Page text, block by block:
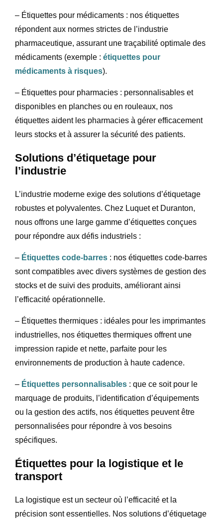
– Étiquettes pour médicaments : nos étiquettes
répondent aux normes strictes de l’industrie
pharmaceutique, assurant une traçabilité optimale des
médicaments (exemple : étiquettes pour
médicaments à risques).
– Étiquettes pour pharmacies : personnalisables et
disponibles en planches ou en rouleaux, nos
étiquettes aident les pharmacies à gérer efficacement
leurs stocks et à assurer la sécurité des patients.
Solutions d’étiquetage pour
l’industrie
L’industrie moderne exige des solutions d’étiquetage
robustes et polyvalentes. Chez Luquet et Duranton,
nous offrons une large gamme d’étiquettes conçues
pour répondre aux défis industriels :
– Étiquettes code-barres : nos étiquettes code-barres
sont compatibles avec divers systèmes de gestion des
stocks et de suivi des produits, améliorant ainsi
l’efficacité opérationnelle.
– Étiquettes thermiques : idéales pour les imprimantes
industrielles, nos étiquettes thermiques offrent une
impression rapide et nette, parfaite pour les
environnements de production à haute cadence.
– Étiquettes personnalisables : que ce soit pour le
marquage de produits, l’identification d’équipements
ou la gestion des actifs, nos étiquettes peuvent être
personnalisées pour répondre à vos besoins
spécifiques.
Étiquettes pour la logistique et le
transport
La logistique est un secteur où l’efficacité et la
précision sont essentielles. Nos solutions d’étiquetage